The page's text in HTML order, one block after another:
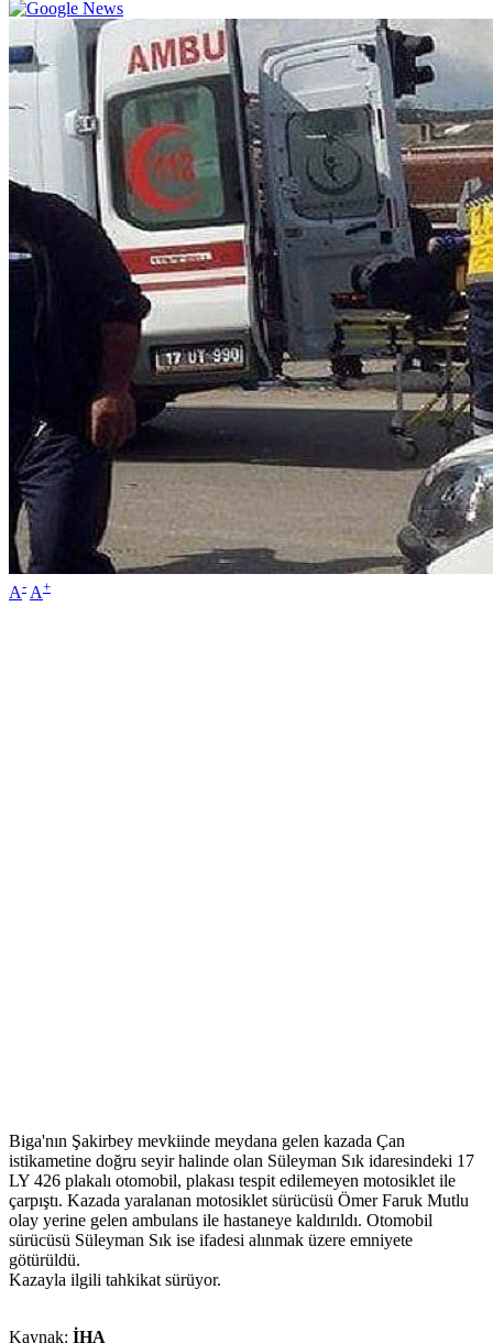
A- A+
Biga'nın Şakirbey mevkiinde meydana gelen kazada Çan
istikametine doğru seyir halinde olan Süleyman Sık idaresindeki 17
LY 426 plakalı otomobil, plakası tespit edilemeyen motosiklet ile
çarpıştı. Kazada yaralanan motosiklet sürücüsü Ömer Faruk Mutlu
olay yerine gelen ambulans ile hastaneye kaldırıldı. Otomobil
sürücüsü Süleyman Sık ise ifadesi alınmak üzere emniyete
götürüldü.
Kazayla ilgili tahkikat sürüyor.
Kaynak: İHA